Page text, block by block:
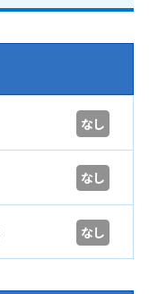
なし
なし
なし